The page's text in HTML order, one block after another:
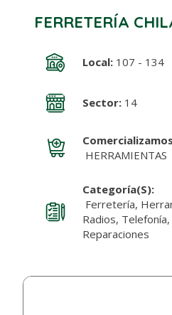
FERRETERÍA
Local:107 - 134
Sector:14
HERRAMIENTAS
Categoría(s):
Ferretería,
Radios,
Reparaciones